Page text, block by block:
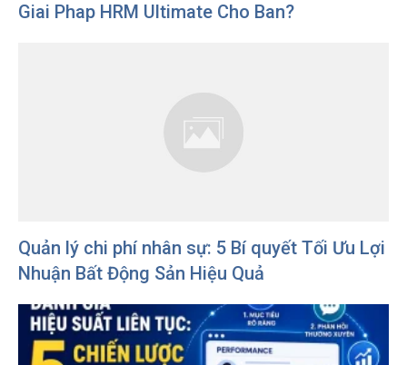
Giai Phap HRM Ultimate Cho Ban?
Quản lý chi phí nhân sự: 5 Bí quyết Tối Ưu Lợi
Nhuận Bất Động Sản Hiệu Quả